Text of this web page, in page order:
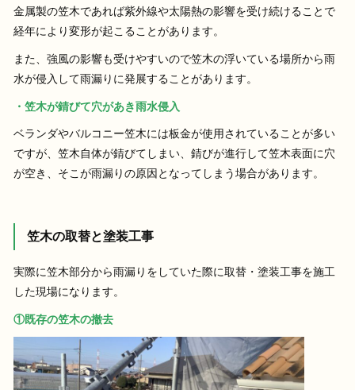
金属製の笠木であれば紫外線や太陽熱の影響を受け続けることで
経年により変形が起こることがあります。
また、強風の影響も受けやすいので笠木の浮いている場所から雨
水が侵入して雨漏りに発展することがあります。
・笠木が錆びて穴があき雨水侵入
ベランダやバルコニー笠木には板金が使用されていることが多い
ですが、笠木自体が錆びてしまい、錆びが進行して笠木表面に穴
が空き、そこが雨漏りの原因となってしまう場合があります。
笠木の取替と塗装工事
実際に笠木部分から雨漏りをしていた際に取替・塗装工事を施工
した現場になります。
①既存の笠木の撤去